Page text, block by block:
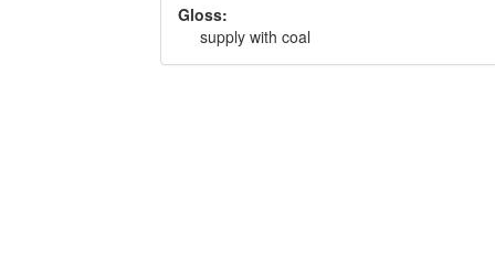
Gloss:
supply with coal